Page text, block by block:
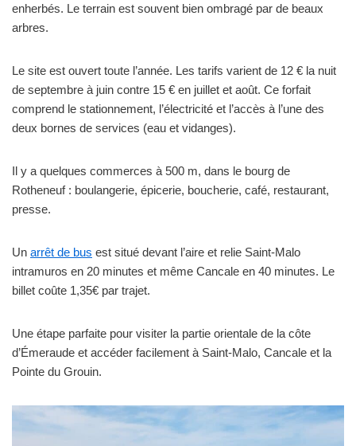
enherbés. Le terrain est souvent bien ombragé par de beaux
arbres.
Le site est ouvert toute l’année. Les tarifs varient de 12 € la nuit
de septembre à juin contre 15 € en juillet et août. Ce forfait
comprend le stationnement, l’électricité et l’accès à l’une des
deux bornes de services (eau et vidanges).
Il y a quelques commerces à 500 m, dans le bourg de
Rotheneuf : boulangerie, épicerie, boucherie, café, restaurant,
presse.
Un arrêt de bus est situé devant l’aire et relie Saint-Malo
intramuros en 20 minutes et même Cancale en 40 minutes. Le
billet coûte 1,35€ par trajet.
Une étape parfaite pour visiter la partie orientale de la côte
d’Émeraude et accéder facilement à Saint-Malo, Cancale et la
Pointe du Grouin.